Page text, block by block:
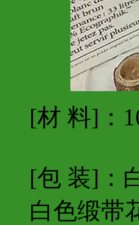
[材 料]：
[包 装]：
白色缎带